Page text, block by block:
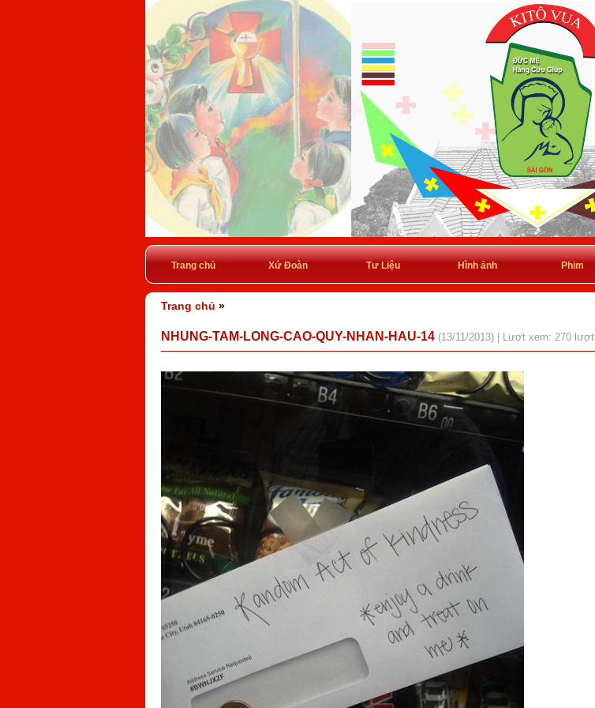
Trang chủ Xứ Đoàn Tư Liệu Hình ảnh Phim
Trang chủ »
NHUNG-TAM-LONG-CAO-QUY-NHAN-HAU-14 (13/11/2013) | Lượt xem: 270 lượt